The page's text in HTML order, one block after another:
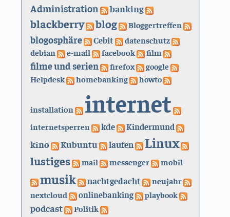
Administration banking
blackberry blog Bloggertreffen
blogosphäre Cebit datenschutz
debian e-mail facebook film
filme und serien firefox
google
Helpdesk
homebanking howto
installation internet
internetsperren kde Kindermund
kino Kubuntu laufen Linux
lustiges mail messenger mobil
musik nachtgedacht neujahr
nextcloud onlinebanking playbook
podcast Politik